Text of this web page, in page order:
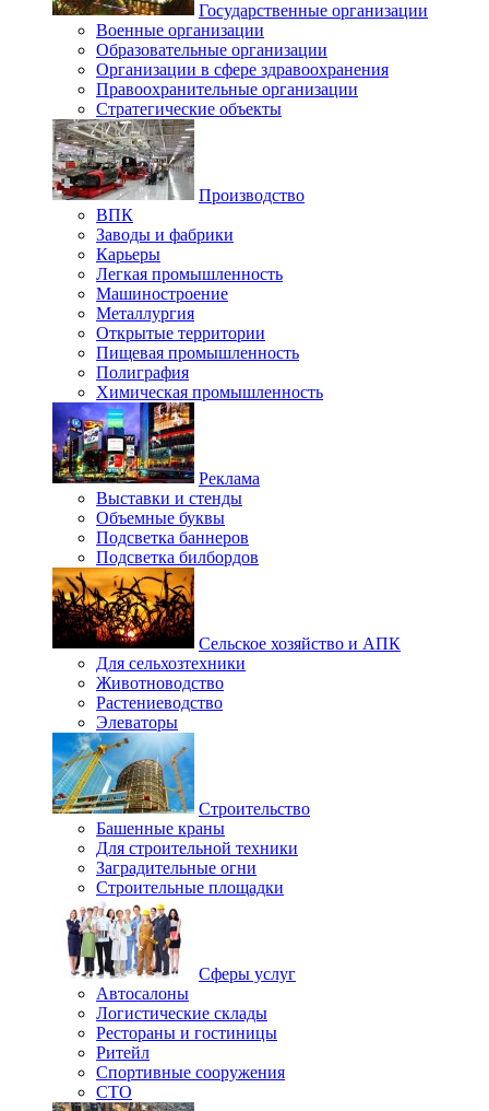
Государственные организации
Военные организации
Образовательные организации
Организации в сфере здравоохранения
Правоохранительные организации
Стратегические объекты
Производство
ВПК
Заводы и фабрики
Карьеры
Легкая промышленность
Машиностроение
Металлургия
Открытые территории
Пищевая промышленность
Полиграфия
Химическая промышленность
Реклама
Выставки и стенды
Объемные буквы
Подсветка баннеров
Подсветка билбордов
Сельское хозяйство и АПК
Для сельхозтехники
Животноводство
Растениеводство
Элеваторы
Строительство
Башенные краны
Для строительной техники
Заградительные огни
Строительные площадки
Сферы услуг
Автосалоны
Логистические склады
Рестораны и гостиницы
Ритейл
Спортивные сооружения
СТО